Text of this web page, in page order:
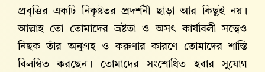
প্রবৃত্তির একটি নিকৃষ্টতর প্রদর্শনী ছাড়া আর কিছুই নয়।
আল্লাহ তো তোমাদের ভ্রষ্টতা ও অসৎ কার্যাবলী সত্ত্বেও
নিছক তাঁর অনুগ্রহ ও করুণার কারণে তোমাদের শাস্তি
বিলম্বিত করছেন। তোমাদের সংশোধিত হবার সুযোগ